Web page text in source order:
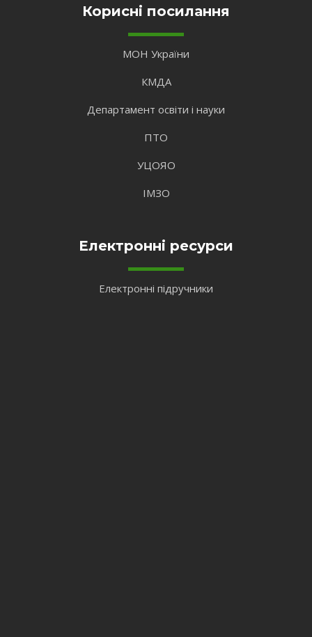
Корисні посилання
МОН України
КМДА
Департамент освіти і науки
ПТО
УЦОЯО
ІМЗО
Електронні ресурси
Електронні підручники